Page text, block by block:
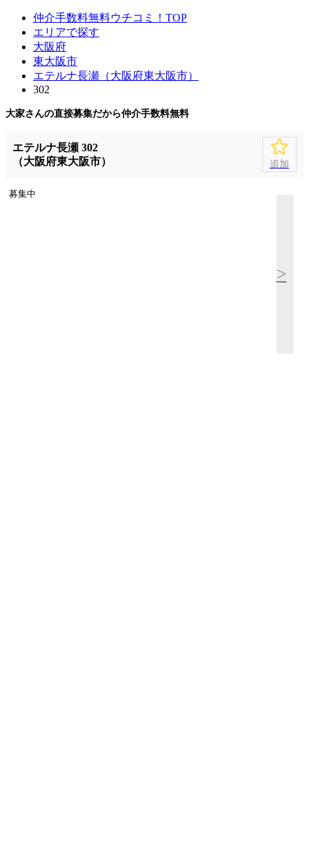
仲介手数料無料ウチコミ！TOP
エリアで探す
大阪府
東大阪市
エテルナ長瀬（大阪府東大阪市）
302
大家さんの直接募集だから仲介手数料無料
エテルナ長瀬 302
（大阪府東大阪市）
追加
募集中
>